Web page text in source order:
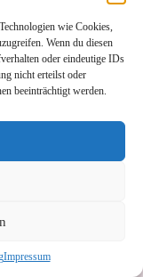
wie Cookies,
Wenn du diesen
oder eindeutige IDs
nicht erteilst oder
beeinträchtigt werden.
Impressum
einer
zwei
und sie